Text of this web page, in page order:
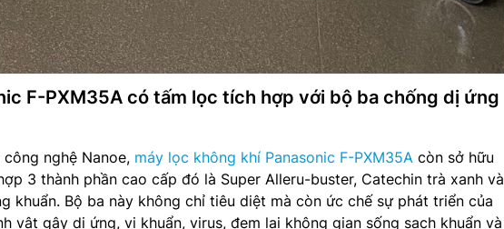
F-PXM35A có tấm lọc tích hợp với bộ ba chống dị ứng
nghệ Nanoe, máy lọc không khí Panasonic F-PXM35A còn sở hữu
3 thành phần cao cấp đó là Super Alleru-buster, Catechin trà xanh và
khuẩn. Bộ ba này không chỉ tiêu diệt mà còn ức chế sự phát triển của
vật gây dị ứng, vi khuẩn, virus, đem lại không gian sống sạch khuẩn và